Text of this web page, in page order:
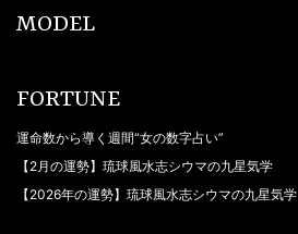
MODEL
FORTUNE
運命数から導く週間“女の数字占い”
【2月の運勢】琉球風水志シウマの九星気学
【2026年の運勢】琉球風水志シウマの九星気学